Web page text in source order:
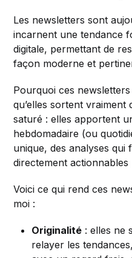
Les newsletters sont
incarnent une tendance
digitale, permettant de
façon moderne et
Pourquoi ces
qu’elles sortent vraiment
saturé : elles apportent
hebdomadaire (ou
unique, des analyses qui
directement
Voici ce qui rend ces
moi :
Originalité : elles ne
relayer les